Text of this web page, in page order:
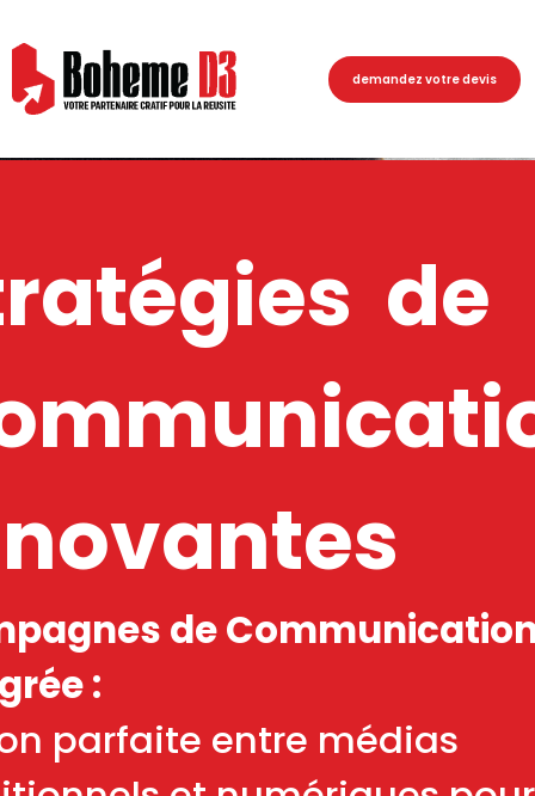
demandez votre devis
de
de
:
parfaite entre médias